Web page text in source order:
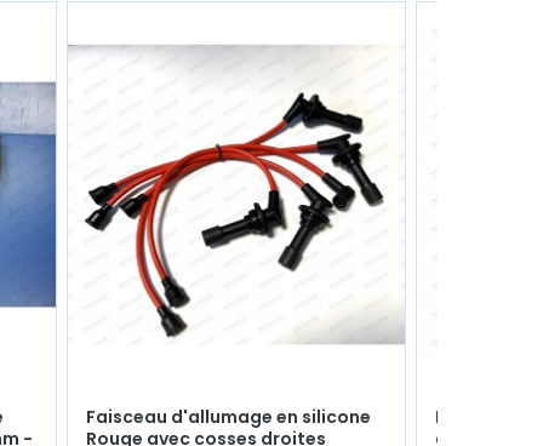
-
Faisceau d'allumage en silicone
Rouge avec cosses droites
Roulement
crémaillère